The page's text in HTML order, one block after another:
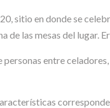
sitio en donde se
de las mesas del lugar.
entre